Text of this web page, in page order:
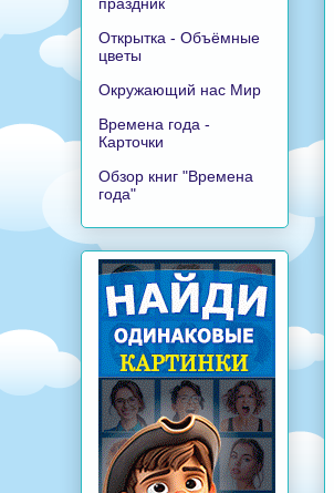
праздник
Открытка - Объёмные
цветы
Окружающий нас Мир
Времена года -
Карточки
Обзор книг "Времена
года"